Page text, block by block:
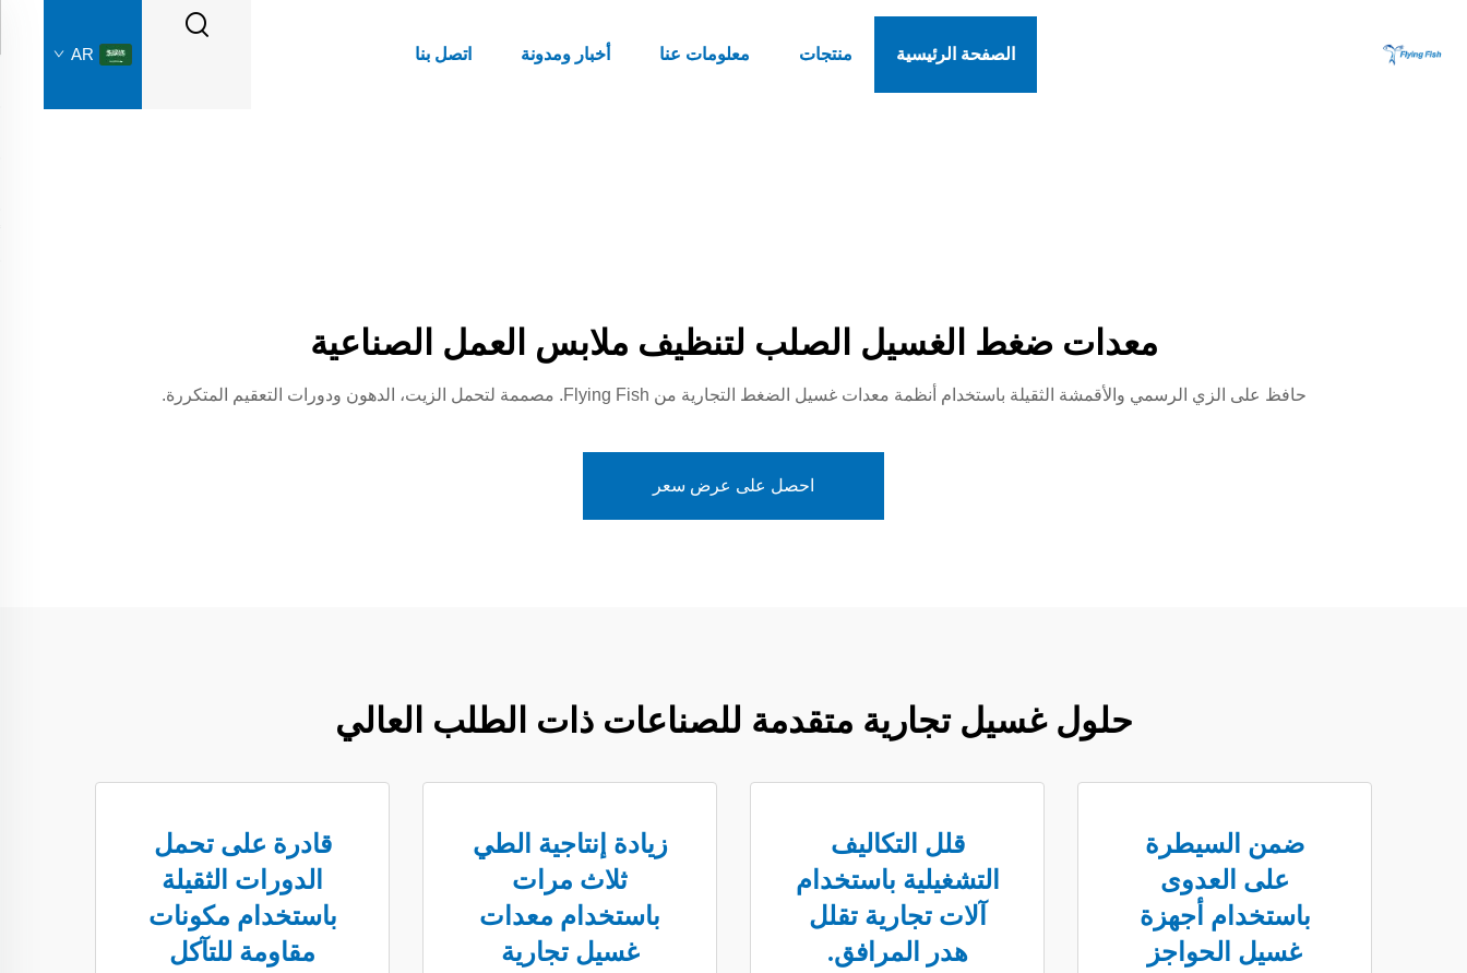
الصفحة الرئيسية منتجات معلومات عنا أخبار ومدونة اتصل بنا AR
معدات ضغط الغسيل الصلب لتنظيف ملابس العمل الصناعية
حافظ على الزي الرسمي والأقمشة الثقيلة باستخدام أنظمة معدات غسيل الضغط التجارية من Flying Fish. مصممة لتحمل الزيت، الدهون ودورات التعقيم المتكررة.
احصل على عرض سعر
حلول غسيل تجارية متقدمة للصناعات ذات الطلب العالي
ضمن السيطرة
على العدوى
باستخدام أجهزة
غسيل الحواجز
قلل التكاليف
التشغيلية باستخدام
آلات تجارية تقلل
هدر المرافق.
زيادة إنتاجية الطي
ثلاث مرات
باستخدام معدات
غسيل تجارية
قادرة على تحمل
الدورات الثقيلة
باستخدام مكونات
مقاومة للتآكل